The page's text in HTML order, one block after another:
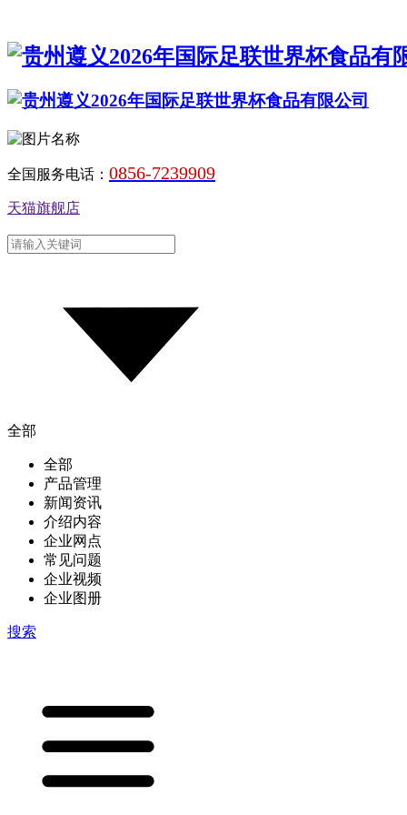
全国服务电话： 0856-7239909
天猫旗舰店
全部
全部
产品管理
新闻资讯
介绍内容
企业网点
常见问题
企业视频
企业图册
搜索